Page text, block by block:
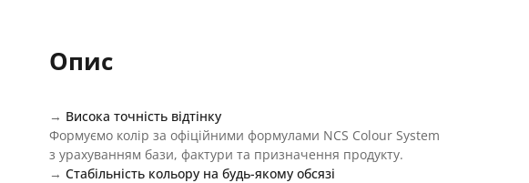
Опис
→ Висока точність відтінку
Формуємо колір за офіційними формулами NCS Colour System
з урахуванням бази, фактури та призначення продукту.
→ Стабільність кольору на будь-якому обсязі